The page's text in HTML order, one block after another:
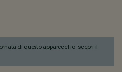
di questo apparecchio: scopri il